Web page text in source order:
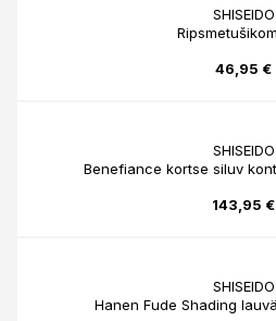
SHISEIDO
46,95 €
SHISEIDO
Benefiance kortse siluv
143,95 €
SHISEIDO
Hanen Fude Shading